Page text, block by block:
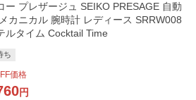
ー プレザージュ SEIKO PRESAGE 自動
カニカル 腕時計 レディース SRRW008
ルタイム Cocktail Time
ち
価格
円